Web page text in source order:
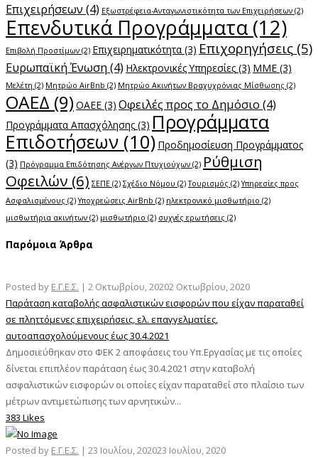
Επιχειρήσεων (4) Εξωστρέφεια-Ανταγωνιστικότητα των Επιχειρήσεων (2)
Επενδυτικά Προγράμματα (12)
Επιβολή Προστίμων (2) Επιχειρηματικότητα (3) Επιχορηγήσεις (5)
Ευρωπαϊκή Ένωση(4) Ηλεκτρονικές Υπηρεσίες (3) ΜΜΕ (3)
Μελέτη (2) Μητρώο AirBnb (2) Μητρώο Ακινήτων Βραχυχρόνιας Μίσθωσης (2)
ΟΑΕΔ (9) ΟΑΕΕ (3) Οφειλές προς το Δημόσιο (4)
Προγράμματα Απασχόλησης (3) Προγράμματα
Επιδοτήσεων (10) Προδημοσίευση Προγράμματος
(3) Πρόγραμμα Επιδότησης Ανέργων Πτυχιούχων (2) Ρύθμιση
Οφειλών (6) ΣΕΠΕ (2) Σχέδιο Νόμου (2) Τουρισμός (2) Υπηρεσίες προς
Ασφαλισμένους (2) Υποχρεώσεις AirBnb (2) ηλεκτρονικό μισθωτήριο (2)
μισθωτήρια ακινήτων (2) μισθωτήριο (2) συχνές ερωτήσεις (2)
Παρόμοια Άρθρα
Posted by Ε.Γ.Ε.Σ. | 2 Οκτωβρίου, 20202 Οκτωβρίου, 2020
Παράταση καταβολής ασφαλιστικών εισφορών που είχαν παραταθεί
σε πληττόμενες επιχειρήσεις, ελ. επαγγελματίες,
αυτοαπασχολούμενους έως 30.4.2021
Δημοσιεύθηκαν στο ΦΕΚ 2 αποφάσεις του Υπ.Εργασίας με τις οποίες
δίνεται επιπλέον παράταση έως 30.4.2021 στην καταβολή
ασφαλιστικών εισφορών οι οποίες είχαν παραταθεί στο πλαίσιο των
μέτρων αντιμετώπισης των αρνητικών...
383 Likes
Posted by Ε.Γ.Ε.Σ. | 23 Ιουλίου, 202023 Ιουλίου, 2020